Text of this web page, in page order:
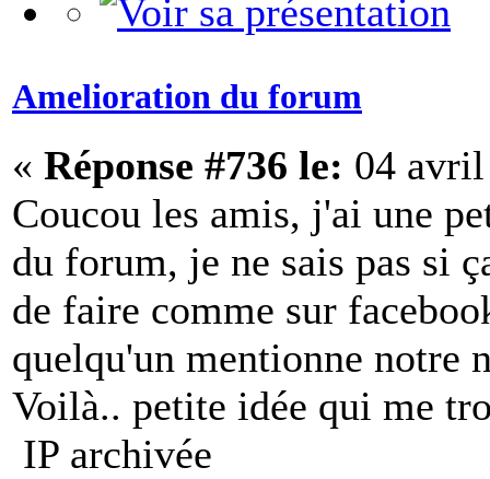
Amelioration du forum
« Réponse #736 le: 04
Coucou les amis, j'ai une
du forum, je ne sais pas si
de faire comme sur
quelqu'un mentionne notre
Voilà.. petite idée qui me
IP archivée